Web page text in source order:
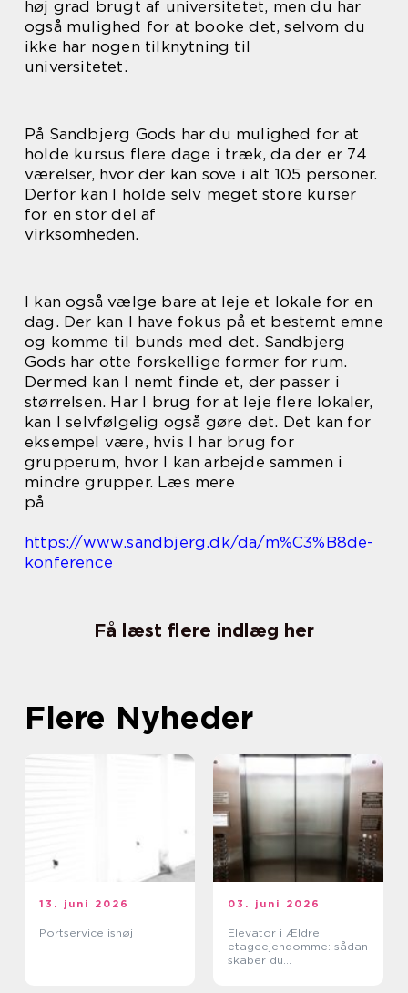
høj grad brugt af universitetet, men du har
også mulighed for at booke det, selvom du
ikke har nogen tilknytning til
universitetet.
På Sandbjerg Gods har du mulighed for at
holde kursus flere dage i træk, da der er 74
værelser, hvor der kan sove i alt 105 personer.
Derfor kan I holde selv meget store kurser
for en stor del af
virksomheden.
I kan også vælge bare at leje et lokale for en
dag. Der kan I have fokus på et bestemt emne
og komme til bunds med det. Sandbjerg
Gods har otte forskellige former for rum.
Dermed kan I nemt finde et, der passer i
størrelsen. Har I brug for at leje flere lokaler,
kan I selvfølgelig også gøre det. Det kan for
eksempel være, hvis I har brug for
grupperum, hvor I kan arbejde sammen i
mindre grupper. Læs mere
på
https://www.sandbjerg.dk/da/m%C3%B8de-
konference
Få læst flere indlæg her
Flere Nyheder
13. juni 2026
Portservice ishøj
03. juni 2026
Elevator i Ældre
etageejendomme: sådan
skaber du